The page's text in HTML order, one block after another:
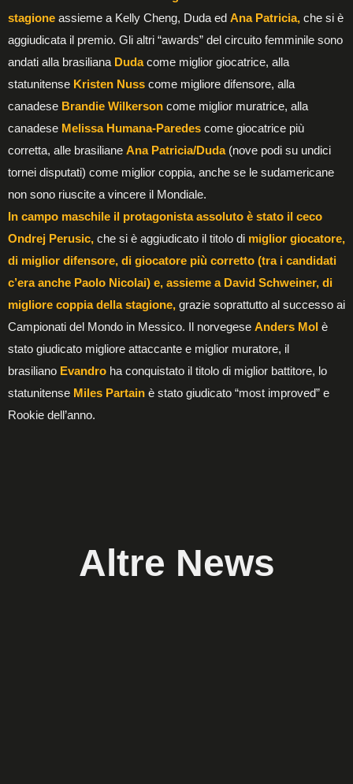
stagione assieme a Kelly Cheng, Duda ed Ana Patricia, che si è
aggiudicata il premio. Gli altri “awards” del circuito femminile sono
andati alla brasiliana Dudacome miglior giocatrice, alla
statunitense Kristen Nuss come migliore difensore, alla
canadese Brandie Wilkerson come miglior muratrice, alla
canadese Melissa Humana-Paredes come giocatrice più
corretta, alle brasiliane Ana Patricia/Duda(nove podi su undici
tornei disputati) come miglior coppia, anche se le sudamericane
non sono riuscite a vincere il Mondiale.
In campo maschile il protagonista assoluto è stato il ceco
Ondrej Perusic, che si è aggiudicato il titolo di miglior giocatore,
di miglior difensore, di giocatore più corretto (tra i candidati
c’era anche Paolo Nicolai) e, assieme a David Schweiner, di
migliore coppia della stagione, grazie soprattutto al successo ai
Campionati del Mondo in Messico. Il norvegese Anders Mol è
stato giudicato migliore attaccante e miglior muratore, il
brasiliano Evandro ha conquistato il titolo di miglior battitore, lo
statunitense Miles Partain è stato giudicato “most improved” e
Rookie dell’anno.
Altre News